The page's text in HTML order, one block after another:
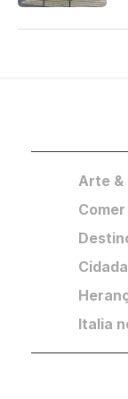
Arte &
Italia